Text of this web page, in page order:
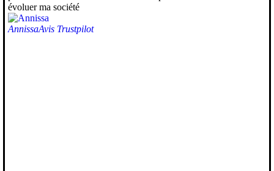
évoluer ma société
AnnissaAvis Trustpilot